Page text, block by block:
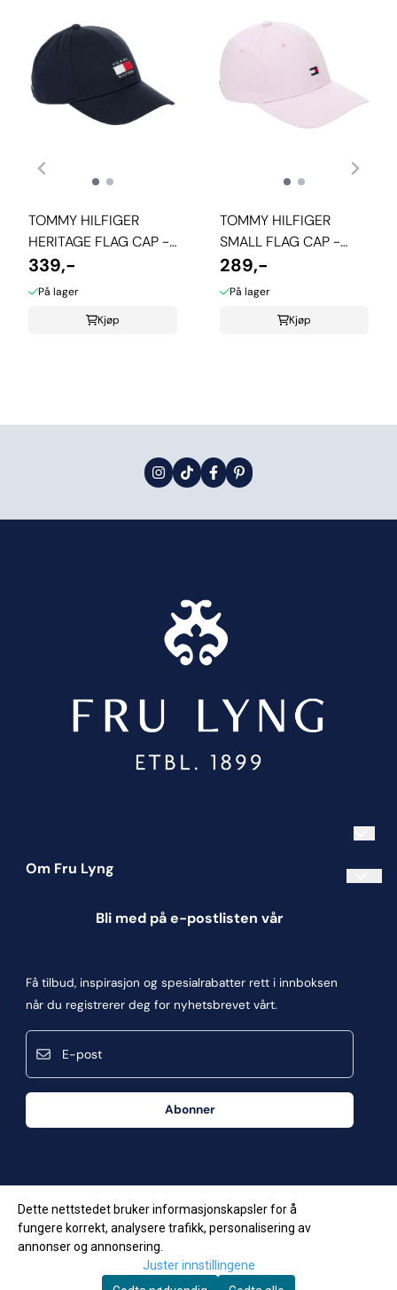
TOMMY HILFIGER
HERITAGE FLAG CAP -
SPACE BLUE
339,-
På lager
Kjøp
TOMMY HILFIGER
SMALL FLAG CAP -
PEARLY PINK
289,-
På lager
Kjøp
Om Fru Lyng
Informasjonskapsler
Kontakt oss
Kjøpsbetingelser
Frakt og retur
Våre butikker
Bli med på e-postlisten vår
Få tilbud, inspirasjon og spesialrabatter rett i innboksen
når du registrerer deg for nyhetsbrevet vårt.
Abonner
Dette nettstedet bruker informasjonskapsler for å
fungere korrekt, analysere trafikk, personalisering av
annonser og annonsering.
Juster innstillingene